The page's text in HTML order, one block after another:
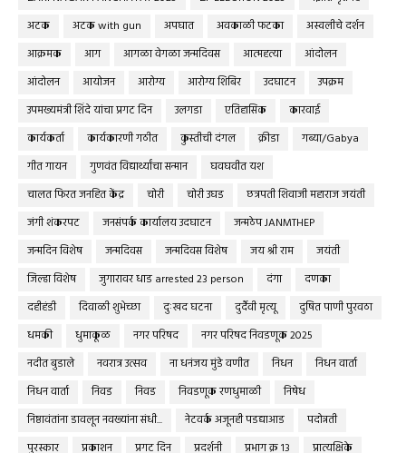
अटक
अटक with gun अपघात अवकाळी फटका
अस्वलीचे दर्शन
आक्रमक
आग आगळा वेगळा जन्मदिवस आत्महत्या
आंदोलन
आंदोलन
आयोजन आरोग्य आरोग्य शिबिर उदघाटन
उपक्रम
उपमख्यमंत्री शिंदे यांचा प्रगट दिन
उलगडा एतिहासिक
कारवाई
कार्यकर्ता
कार्यकारणी गठीत कुस्तीची दंगल क्रीडा
गब्या/Gabya
गीत गायन
गुणवंत विद्यार्थ्यांचा सन्मान
घवघवीत यश
चालत फिरत जनहित केंद्र
चोरी चोरी उघड
छत्रपती शिवाजी महाराज जयंती
जंगी शंकरपट
जनसंपर्क कार्यालय उदघाटन
जन्मठेप JANMTHEP
जन्मदिन विशेष
जन्मदिवस जन्मदिवस विशेष जय श्री राम
जयंती
जिल्हा विशेष
जुगारावर धाड arrested 23 person दंगा
दणका
दहीहंडी
दिवाळी शुभेच्छा दुःखद घटना दुर्दैवी मृत्यू
दुषित पाणी पुरवठा
धमकी
धुमाकूळ नगर परिषद
नगर परिषद निवडणूक 2025
नदीत बुडाले
नवरात्र उत्सव ना धनंजय मुंडे वणीत निधन
निधन वार्ता
निधन वार्ता
निवड निवड निवडणूक रणधुमाळी
निषेध
निष्ठावंतांना डावलून नवख्यांना संधी...
नेटवर्क अजूनही पडद्याआड
पदोन्नती
पुरस्कार
प्रकाशन प्रगट दिन प्रदर्शनी प्रभाग क्र १३
प्रात्यक्षिके